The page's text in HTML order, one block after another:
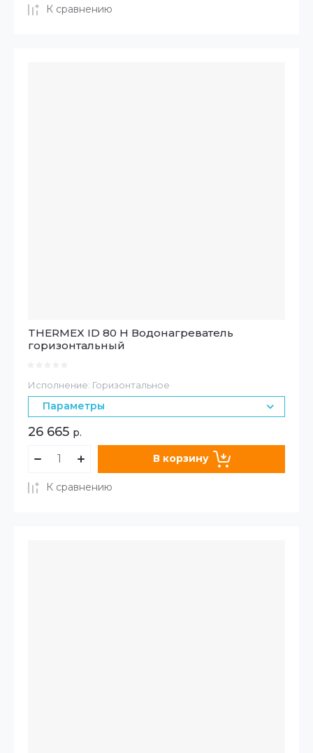
К сравнению
THERMEX ID 80 H Водонагреватель
горизонтальный
Исполнение: Горизонтальное
Параметры
26 665 р.
В корзину
К сравнению